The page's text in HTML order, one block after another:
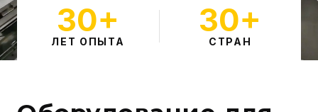
30+
ЛЕТ ОПЫТА
30+
СТРАН